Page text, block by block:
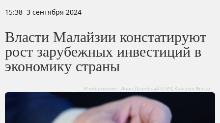
15:38 3 сентября 2024
Власти Малайзии констатируют
рост зарубежных инвестиций в
экономику страны
Изображение: Иван Лазебный © ИА Красная Весна